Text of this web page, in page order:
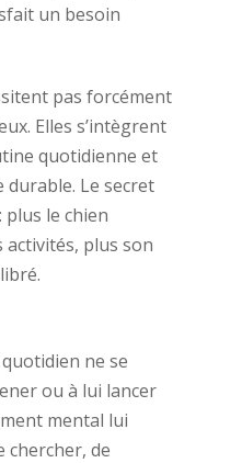
un besoin
pas forcément
Elles s’intègrent
quotidienne et
Le secret
plus le chien
activités, plus son
ne se
ou à lui lancer
mental lui
chercher, de